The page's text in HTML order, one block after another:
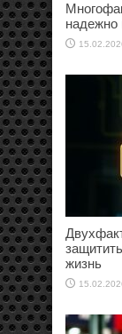
надежно
жизнь